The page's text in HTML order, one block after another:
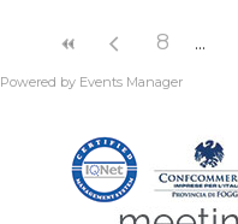
8
Powered by Events Manager